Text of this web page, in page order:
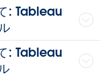
: Tableau
: Tableau